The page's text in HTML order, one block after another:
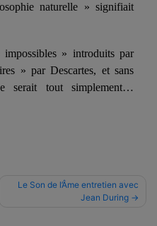
naturelle » signifiait
» introduits par
» par Descartes, et sans
serait tout simplement…
Le Son de l’Âme entretien avec
Jean During